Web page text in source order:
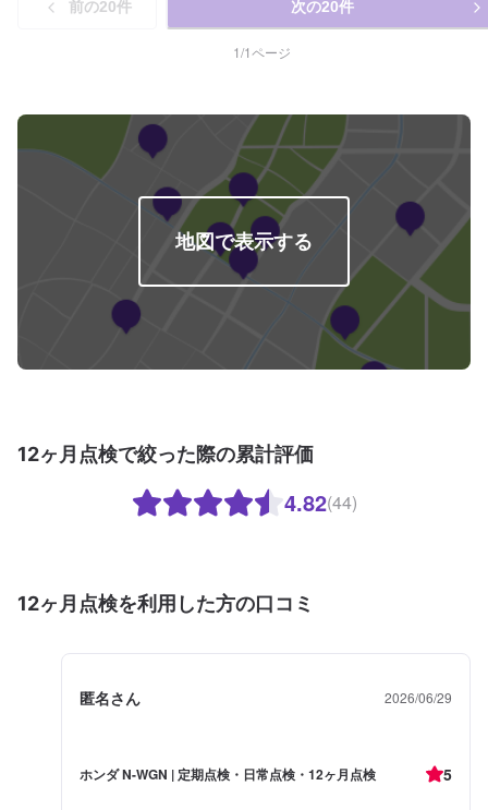
前の20件 次の20件
1/1ページ
地図で表示する
12ヶ月点検で絞った際の累計評価
4.82(44)
12ヶ月点検を利用した方の口コミ
匿名さん 2026/06/29
ホンダ N-WGN | 定期点検・日常点検・12ヶ月点検 5